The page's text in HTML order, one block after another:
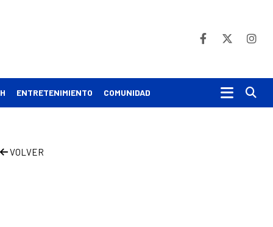
ENTRETENIMIENTO COMUNIDAD
VOLVER